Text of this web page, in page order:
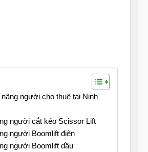
người cho thuê tại Ninh
người cắt kéo Scissor Lift
người Boomlift điện
người Boomlift dầu